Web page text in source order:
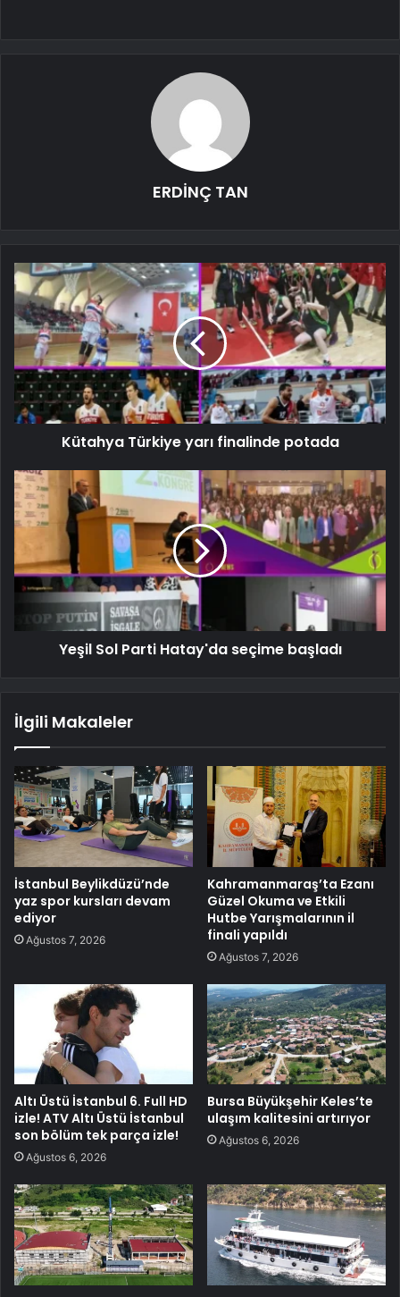
ERDİNÇ TAN
Kütahya Türkiye yarı finalinde potada
Yeşil Sol Parti Hatay'da seçime başladı
İlgili Makaleler
İstanbul Beylikdüzü’nde
yaz spor kursları devam
ediyor
Ağustos 7, 2026
Kahramanmaraş’ta Ezanı
Güzel Okuma ve Etkili
Hutbe Yarışmalarının il
finali yapıldı
Ağustos 7, 2026
Altı Üstü İstanbul 6. Full HD
izle! ATV Altı Üstü İstanbul
son bölüm tek parça izle!
Ağustos 6, 2026
Bursa Büyükşehir Keles’te
ulaşım kalitesini artırıyor
Ağustos 6, 2026